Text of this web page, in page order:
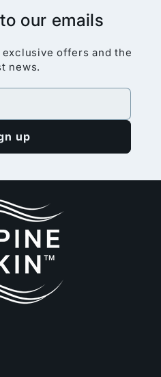
our emails
offers and the
news.
up